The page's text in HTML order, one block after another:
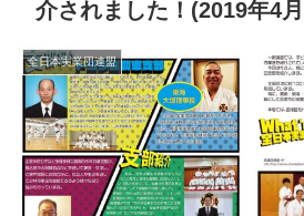
介されました！(2019年4月
全日本実業団連盟